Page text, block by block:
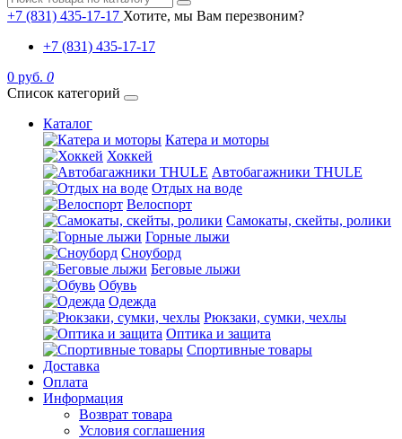
+7 (831) 435-17-17 Хотите, мы Вам перезвоним?
+7 (831) 435-17-17
0 руб. 0
Список категорий
Каталог
Катера и моторы
Хоккей
Автобагажники THULE
Отдых на воде
Велоспорт
Самокаты, скейты, ролики
Горные лыжи
Сноуборд
Беговые лыжи
Обувь
Одежда
Рюкзаки, сумки, чехлы
Оптика и защита
Спортивные товары
Доставка
Оплата
Информация
Возврат товара
Условия соглашения